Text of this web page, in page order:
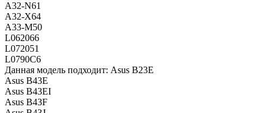
A32-N61
A32-X64
A33-M50
L062066
L072051
L0790C6
Данная модель подходит: Asus B23E
Asus B43E
Asus B43EI
Asus B43F